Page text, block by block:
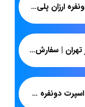
فروش انواع روتختی دونفره ارزان پلی استر
خرید عمده روتختی در تهران | سفارش روتختی ژاکارد دونفره | پاندا
سفارش عمده روتختی اسپرت دونفره جدید